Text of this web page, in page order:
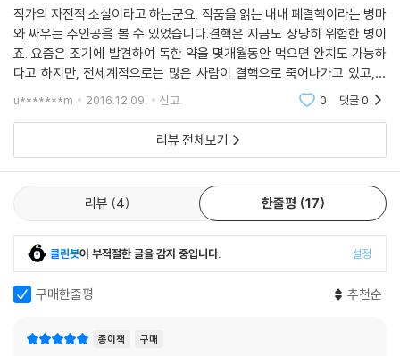
작가의 자전적 소실이라고 하는군요. 작품을 읽는 내내 폐결핵이라는 병마
와 싸우는 주인공을 볼 수 있었습니다.결핵은 지금도 상당히 위험한 병이
죠. 요즘은 조기에 발견하여 독한 약을 몇개월동안 먹으면 완치도 가능하
다고 하지만, 전세계적으로는 많은 사람이 결핵으로 죽어나가고 있고,당
시에는 결핵에 대한 약도 없어서, 작품속의 주인공이 그러했듯이 공기좋은
u*******m 2016.12.09. 신고 0 댓글0
리뷰 전체보기
리뷰 4 한줄평 17
클린봇이 부적절한 글을 감지 중입니다. 설정
구매한줄평 추천순
종이책 구매